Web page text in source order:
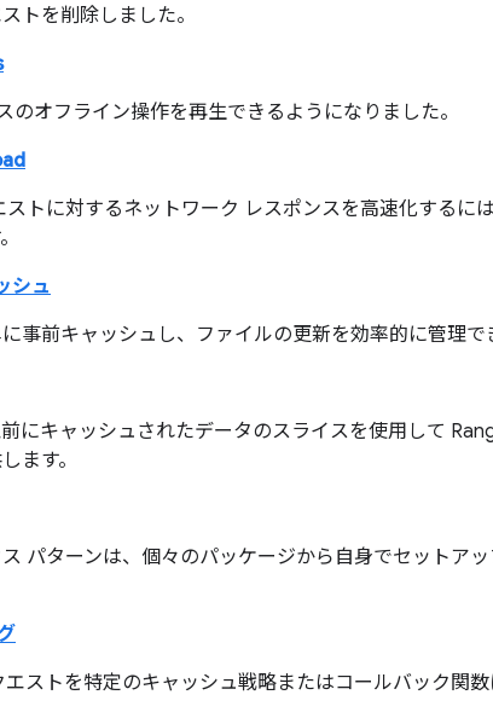
トを削除しました。
のオフライン操作を再生できるようになりました。
トに対するネットワーク レスポンスを高速化するに
シュ
事前キャッシュし、ファイルの更新を効率的に管理で
にキャッシュされたデータのスライスを使用して
ます。
パターンは、個々のパッケージから自身でセットア
ストを特定のキャッシュ戦略またはコールバック関数